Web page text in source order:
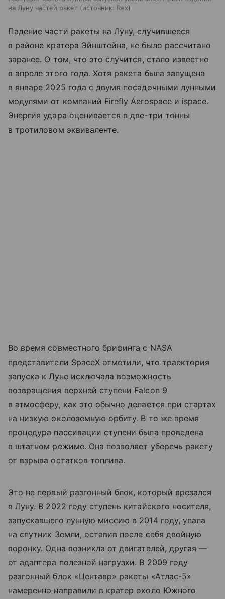
на Луну частей ракет
источник: Rex
Падение части ракеты на Луну, случившееся
в районе кратера Эйнштейна, не было рассчитано
заранее. О том, что это случится, стало известно
в апреле этого года. Хотя ракета была запущена
в январе 2025 года с двумя посадочными лунными
модулями от компаний Firefly Aerospace и ispace.
Энергия удара оценивается в две-три тонны
в тротиловом эквиваленте.
Во время совместного брифинга с NASA
представители SpaceX отметили, что траектория
запуска к Луне исключала возможность
возвращения верхней ступени Falcon 9
в атмосферу, как это обычно делается при стартах
на низкую околоземную орбиту. В то же время
процедура пассивации ступени была проведена
в штатном режиме. Она позволяет уберечь ракету
от взрыва остатков топлива.
Это не первый разгонный блок, который врезался
в Луну. В 2022 году ступень китайского носителя,
запускавшего лунную миссию в 2014 году, упала
на спутник Земли, оставив после себя двойную
воронку. Одна возникла от двигателей, другая —
от адаптера полезной нагрузки. В 2009 году
разгонный блок «Центавр» ракеты «Атлас-5»
намеренно направили в кратер около Южного